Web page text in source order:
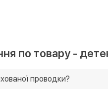
по товару -
проводки?